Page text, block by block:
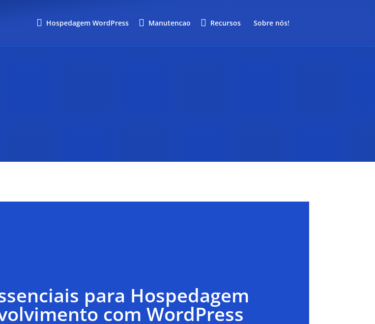
Hospedagem WordPress Manutencao Recursos Sobre nós!
para Hospedagem
com WordPress